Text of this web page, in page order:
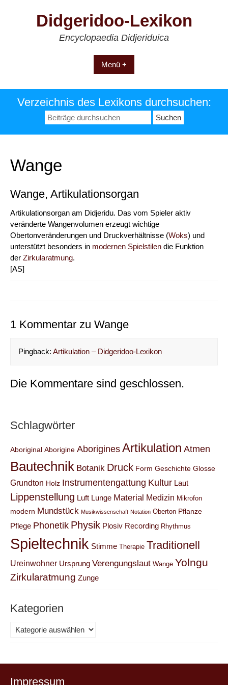
Didgeridoo-Lexikon
Encyclopaedia Didjeriduica
Menü +
Verzeichnis des Lexikons durchsuchen:
Suchen
nach:
Wange
Wange, Artikulationsorgan
Artikulationsorgan am Didjeridu. Das vom Spieler aktiv
veränderte Wangenvolumen erzeugt wichtige
Obertonveränderungen und Druckverhältnisse (Woks) und
unterstützt besonders in modernen Spielstilen die Funktion
der Zirkularatmung.
[AS]
1 Kommentar zu Wange
Pingback: Artikulation – Didgeridoo-Lexikon
Die Kommentare sind geschlossen.
Schlagwörter
Aboriginal Aborigine AboriginesArtikulation Atmen
Bautechnik Botanik Druck Form Geschichte Glosse
Grundton Holz Instrumentengattung Kultur Laut
Lippenstellung Luft Lunge Material Medizin Mikrofon
modern Mundstück Musikwissenschaft Notation Oberton Pflanze
Pflege Phonetik Physik Plosiv Recording Rhythmus
Spieltechnik Stimme Therapie Traditionell
Ureinwohner Ursprung Verengungslaut Wange Yolngu
Zirkularatmung Zunge
Kategorien
Kategorien
Impressum